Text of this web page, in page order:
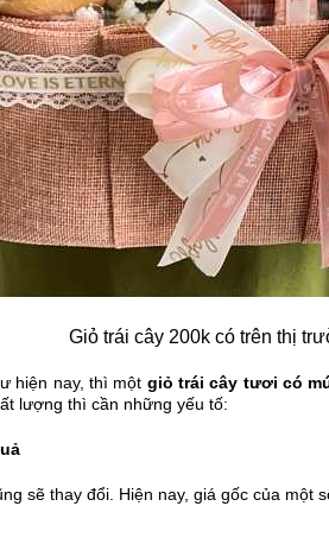
Giỏ trái cây 200k có trên thị
hiện nay, thì một giỏ trái cây tươi có
lượng thì cần những yếu tố:
sẽ thay đổi. Hiện nay, giá gốc của